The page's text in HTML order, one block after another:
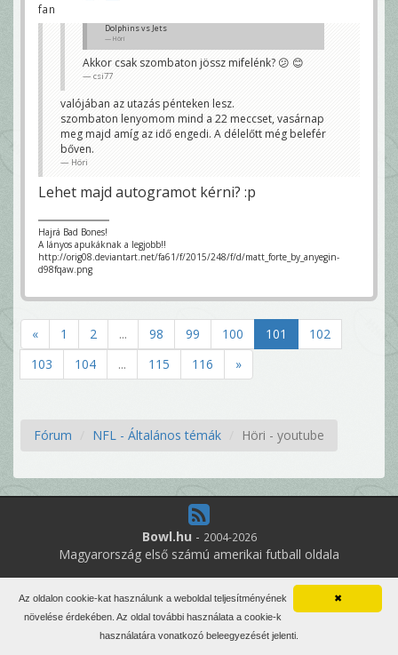
fan
Dolphins vs Jets
Höri
Akkor csak szombaton jössz mifelénk? 😕 😊
csi77
valójában az utazás pénteken lesz.
szombaton lenyomom mind a 22 meccset, vasárnap
meg majd amíg az idő engedi. A délelőtt még belefér
bőven.
Höri
Lehet majd autogramot kérni? :p
Hajrá Bad Bones!
A lányos apukáknak a legjobb!!
http://orig08.deviantart.net/fa61/f/2015/248/f/d/matt_forte_by_anyegin-
d98fqaw.png
« 1 2 ... 98 99 100 101
102
103
104 ... 115 116 »
Fórum NFL - Általános témák Höri - youtube
Bowl.hu - 2004-2026
Magyarország első számú amerikai futball oldala
1
online felhasználó
Minden jog fenntartva. Írott anyagok újraközlése csak a szerző
engedélyével.
Impresszum
✖
Az oldalon cookie-kat használunk a weboldal teljesítményének
növelése érdekében. Az oldal további használata a cookie-k
használatára vonatkozó beleegyezését jelenti.